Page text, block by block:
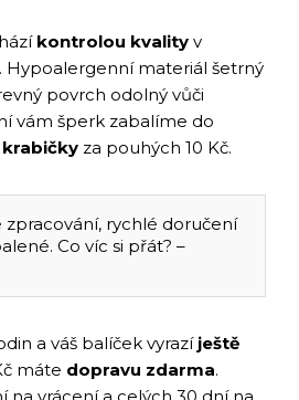
kontrolou kvality v
Hypoalergenní materiál šetrný
povrch odolný vůči
vám šperk zabalíme do
za pouhých 10 Kč.
zpracování, rychlé doručení
Co víc si přát? –
a váš balíček vyrazí ještě
máte dopravu zdarma.